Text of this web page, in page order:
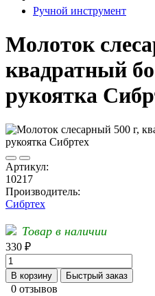
Ручной инструмент
Молоток
квадратный
рукоятка
Артикул:
10217
Производитель:
Сибртех
Товар в наличии
330 ₽
В корзину Быстрый заказ
0 отзывов